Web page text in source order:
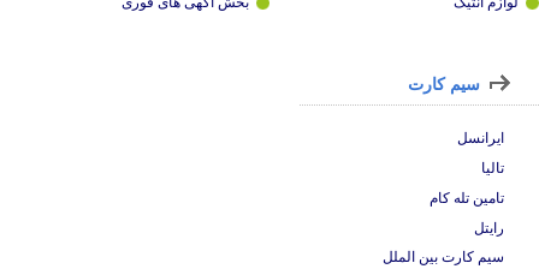
سیم کارت
ایرانسل
تالیا
تامین تله کام
رایتل
سیم کارت بین الملل